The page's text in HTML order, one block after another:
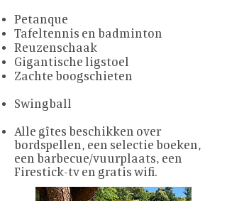
Petanque
Tafeltennis en badminton
Reuzenschaak
Gigantische ligstoel
Zachte boogschieten
Swingball
Alle gîtes beschikken over
bordspellen, een selectie boeken,
een barbecue/vuurplaats, een
Firestick-tv en gratis wifi.